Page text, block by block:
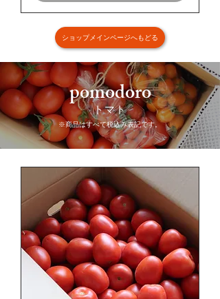
ショップメインページへもどる
pomodoro
​トマト
​※商品はすべて税込み表記です。